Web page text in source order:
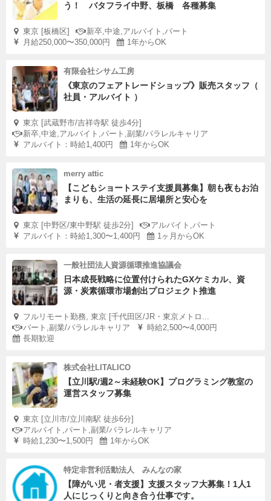
う！ バタフライ中野、板橋 各種募集
東京 [板橋区]
新卒,中途,アルバイト,パート
月給250,000〜350,000円
1年からOK
有限会社シサム工房
《東京のフェアトレードショップ》販売スタッフ（
社員・アルバイト ）
東京 [武蔵野市/吉祥寺駅 徒歩4分]
新卒,中途,アルバイト,パート,副業/パラレルキャリア
アルバイト：時給1,400円
1年からOK
merry attic
【こどもショートステイ支援員募集】朝も夜もお泊
まりも、生活の延長に居場所と安心を
東京 [中野区/東中野駅 徒歩2分]
アルバイト,パート
アルバイト：時給1,300〜1,400円
1ヶ月からOK
一般社団法人資源循環推進協議会
日本成長戦略に位置付けられたGXケミカル、資
源・炭素循環市場創出プロジェクト推進
フルリモート勤務, 東京 [千代田区/JR・東京メトロ...
パート,副業/パラレルキャリア
時給2,500〜4,000円
長期歓迎
株式会社LITALICO
【立川駅/週2～未経験OK】プログラミング教室の
運営スタッフ募集
東京 [立川市/立川南駅 徒歩6分]
アルバイト,パート,副業/パラレルキャリア
時給1,230〜1,500円
1年からOK
特定非営利活動法人 みんなの家
【障がい児・者支援】支援スタッフ大募集！1人1
人にじっくりと向き合う仕事です。